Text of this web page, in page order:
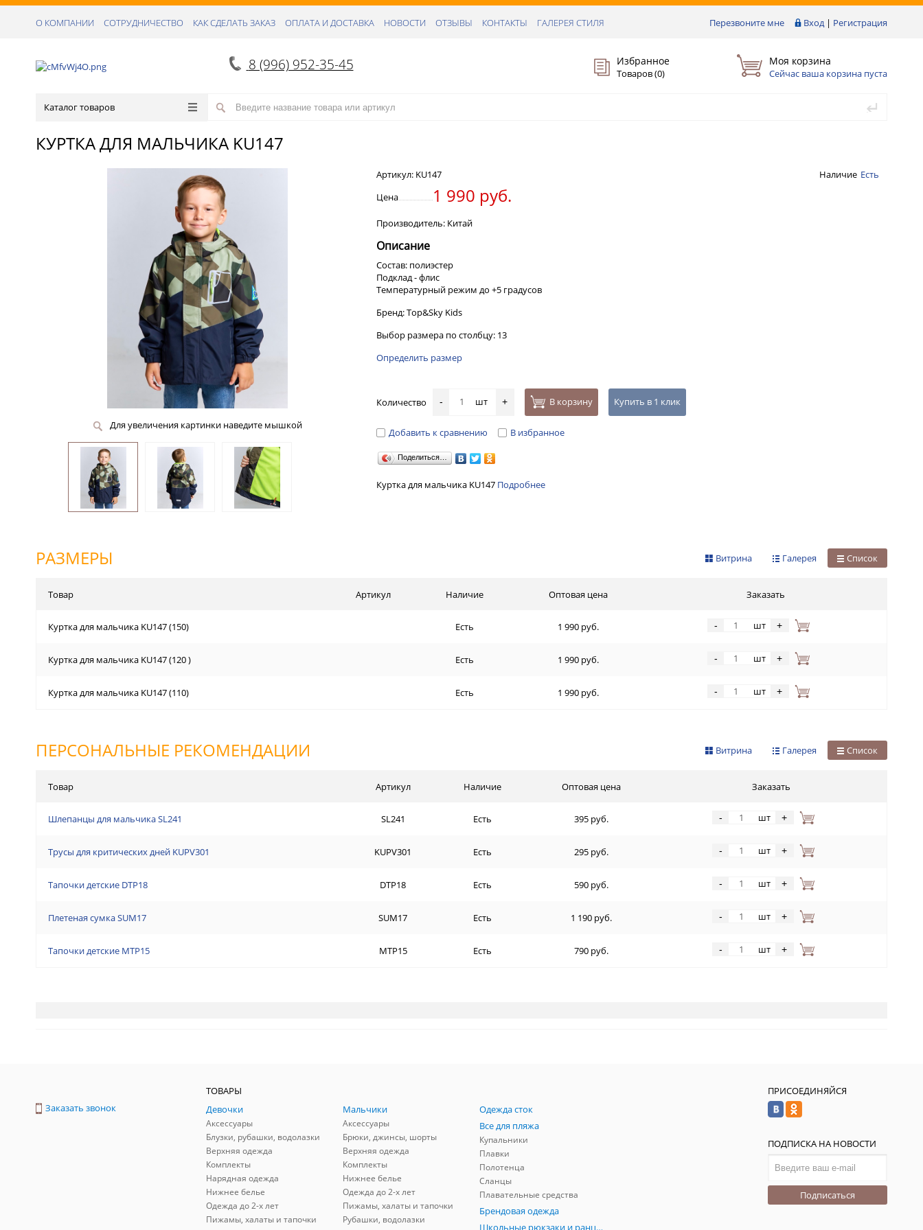
Перезвоните мне Вход | Регистрация
О КОМПАНИИ СОТРУДНИЧЕСТВО КАК СДЕЛАТЬ ЗАКАЗ ОПЛАТА И ДОСТАВКА НОВОСТИ ОТЗЫВЫ КОНТАКТЫ ГАЛЕРЕЯ СТИЛЯ
8 (996) 952-35-45 Избранное
Товаров (0)
Моя корзина
Сейчас ваша корзина пуста
Каталог товаров
КУРТКА ДЛЯ МАЛЬЧИКА KU147
Для увеличения картинки наведите мышкой
Артикул: KU147 Наличие Есть
Цена
1 990 руб.
Производитель: Китай
Описание
Состав: полиэстер
Подклад - флис
Температурный режим до +5 градусов
Бренд: Top&Sky Kids
Выбор размера по столбцу: 13
Определить размер
Количество - шт + В корзину Купить в 1 клик
Добавить к сравнению В избранное
Поделиться…
Куртка для мальчика KU147 Подробнее
РАЗМЕРЫ Список
Галерея
Витрина
Товар Артикул Наличие Оптовая цена Заказать
Куртка для мальчика KU147 (150) Есть 1 990 руб. - шт +
Куртка для мальчика KU147 (120 ) Есть 1 990 руб. - шт +
Куртка для мальчика KU147 (110) Есть 1 990 руб. - шт +
ПЕРСОНАЛЬНЫЕ РЕКОМЕНДАЦИИ Список
Галерея
Витрина
Товар Артикул Наличие Оптовая цена Заказать
Шлепанцы для мальчика SL241 SL241 Есть 395 руб. - шт +
Трусы для критических дней KUPV301 KUPV301 Есть 295 руб. - шт +
Тапочки детские DTP18 DTP18 Есть 590 руб. - шт +
Плетеная сумка SUM17 SUM17 Есть 1 190 руб. - шт +
Тапочки детские MTP15 MTP15 Есть 790 руб. - шт +
Заказать звонок
ТОВАРЫ
Девочки
Аксессуары
Блузки, рубашки, водолазки
Верхняя одежда
Комплекты
Нарядная одежда
Нижнее белье
Одежда до 2-х лет
Пижамы, халаты и тапочки
Мальчики
Аксессуары
Брюки, джинсы, шорты
Верхняя одежда
Комплекты
Нижнее белье
Одежда до 2-х лет
Пижамы, халаты и тапочки
Рубашки, водолазки
Одежда сток
Все для пляжа
Купальники
Плавки
Полотенца
Сланцы
Плавательные средства
Брендовая одежда
Школьные рюкзаки и ранцы, мешки для обуви
ПРИСОЕДИНЯЙСЯ
ПОДПИСКА НА НОВОСТИ
Подписаться